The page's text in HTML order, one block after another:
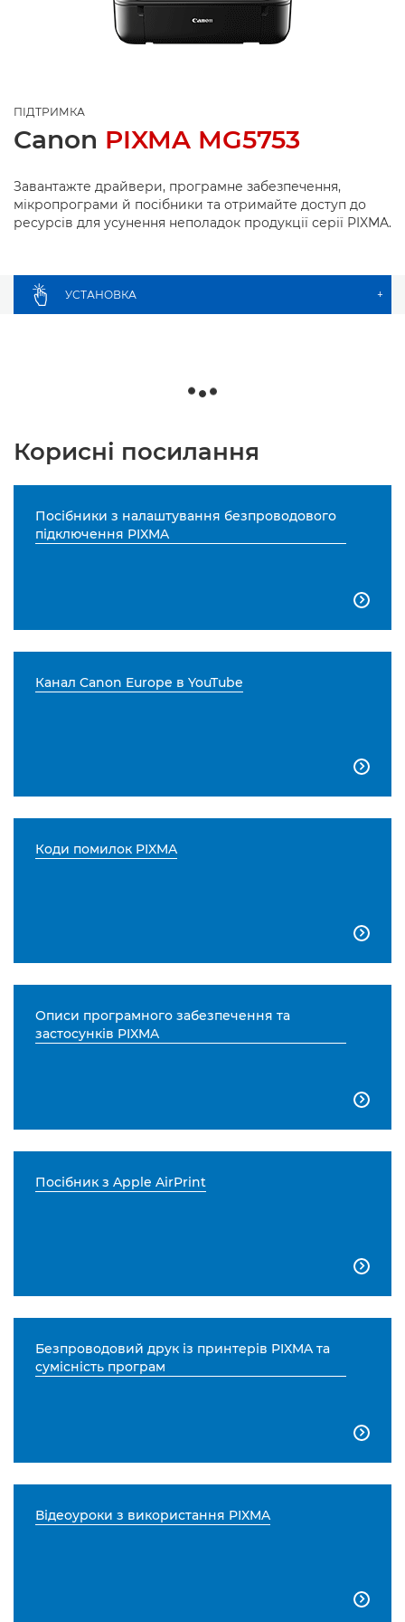
ПІДТРИМКА
Canon PIXMA MG5753
Завантажте драйвери, програмне забезпечення,
мікропрограми й посібники та отримайте доступ до
ресурсів для усунення неполадок продукції серії PIXMA.
УСТАНОВКА +
Корисні посилання
Посібники з налаштування безпроводового
підключення PIXMA

Канал Canon Europe в YouTube

Коди помилок PIXMA

Описи програмного забезпечення та
застосунків PIXMA

Посібник з Apple AirPrint

Безпроводовий друк із принтерів PIXMA та
сумісність програм

Відеоуроки з використання PIXMA
